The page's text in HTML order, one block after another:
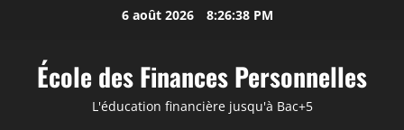
contenu
6 août 2026 8:26:39 PM
École des Finances Personnelles
L'éducation financière jusqu'à Bac+5